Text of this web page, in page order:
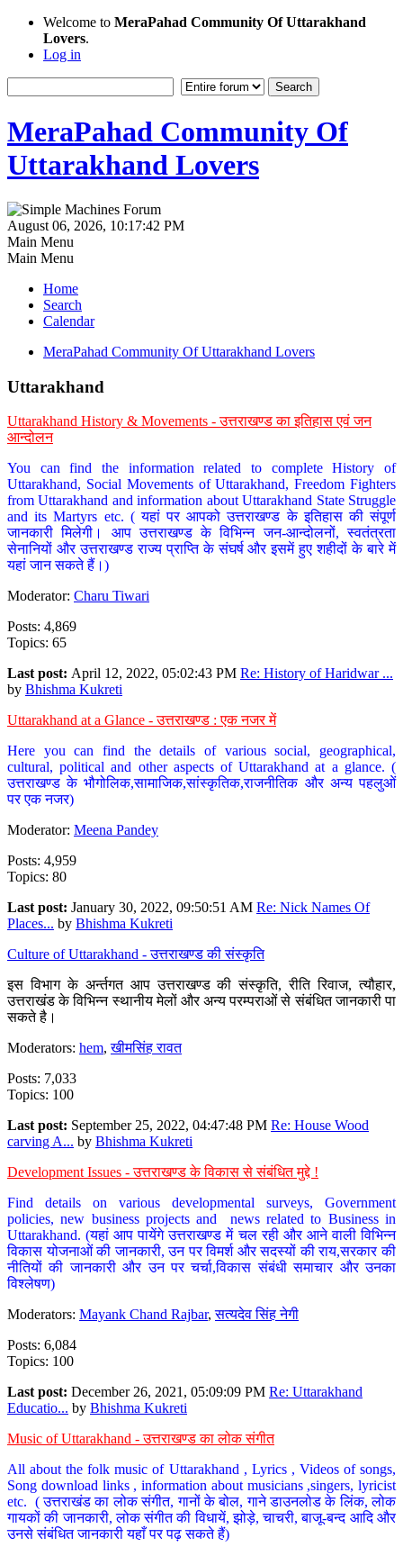
Welcome to MeraPahad Community Of Uttarakhand
Lovers.
Log in
MeraPahad Community Of
Uttarakhand Lovers
August 06, 2026, 10:17:42 PM
Main Menu
Main Menu
Home
Search
Calendar
MeraPahad Community Of Uttarakhand Lovers
Uttarakhand
Uttarakhand History & Movements - उत्तराखण्ड का इतिहास एवं जन
आन्दोलन
You can find the information related to complete History of
Uttarakhand, Social Movements of Uttarakhand, Freedom Fighters
from Uttarakhand and information about Uttarakhand State Struggle
and its Martyrs etc. ( यहां पर आपको उत्तराखण्ड के इतिहास की संपूर्ण
जानकारी मिलेगी। आप उत्तराखण्ड के विभिन्न जन-आन्दोलनों, स्वतंत्रता
सेनानियों और उत्तराखण्ड राज्य प्राप्ति के संघर्ष और इसमें हुए शहीदों के बारे में
यहां जान सकते हैं।)
Moderator: Charu Tiwari
Posts: 4,869
Topics: 65
Last post: April 12, 2022, 05:02:43 PM Re: History of Haridwar ...
by Bhishma Kukreti
Uttarakhand at a Glance - उत्तराखण्ड : एक नजर में
Here you can find the details of various social, geographical,
cultural, political and other aspects of Uttarakhand at a glance. (
उत्तराखण्ड के भौगोलिक,सामाजिक,सांस्कृतिक,राजनीतिक और अन्य पहलुओं
पर एक नजर)
Moderator: Meena Pandey
Posts: 4,959
Topics: 80
Last post: January 30, 2022, 09:50:51 AM Re: Nick Names Of
Places... by Bhishma Kukreti
Culture of Uttarakhand - उत्तराखण्ड की संस्कृति
इस विभाग के अर्न्तगत आप उत्तराखण्ड की संस्कृति, रीति रिवाज, त्यौहार,
उत्तराखंड के विभिन्न स्थानीय मेलों और अन्य परम्पराओं से संबंधित जानकारी पा
सकते है।
Moderators: hem,खीमसिंह रावत
Posts: 7,033
Topics: 100
Last post: September 25, 2022, 04:47:48 PM Re: House Wood
carving A... by Bhishma Kukreti
Development Issues - उत्तराखण्ड के विकास से संबंधित मुद्दे !
Find details on various developmental surveys, Government
policies, new business projects and news related to Business in
Uttarakhand. (यहां आप पायेंगे उत्तराखण्ड में चल रही और आने वाली विभिन्न
विकास योजनाओं की जानकारी, उन पर विमर्श और सदस्यों की राय,सरकार की
नीतियों की जानकारी और उन पर चर्चा,विकास संबंधी समाचार और उनका
विश्लेषण)
Moderators: Mayank Chand Rajbar,सत्यदेव सिंह नेगी
Posts: 6,084
Topics: 100
Last post: December 26, 2021, 05:09:09 PM Re: Uttarakhand
Educatio... by Bhishma Kukreti
Music of Uttarakhand - उत्तराखण्ड का लोक संगीत
All about the folk music of Uttarakhand , Lyrics , Videos of songs,
Song download links , information about musicians ,singers, lyricist
etc. ( उत्तराखंड का लोक संगीत, गानों के बोल, गाने डाउनलोड के लिंक, लोक
गायकों की जानकारी, लोक संगीत की विधायें, झोड़े, चाचरी, बाजू-बन्द आदि और
उनसे संबंधित जानकारी यहाँ पर पढ़ सकते हैं)